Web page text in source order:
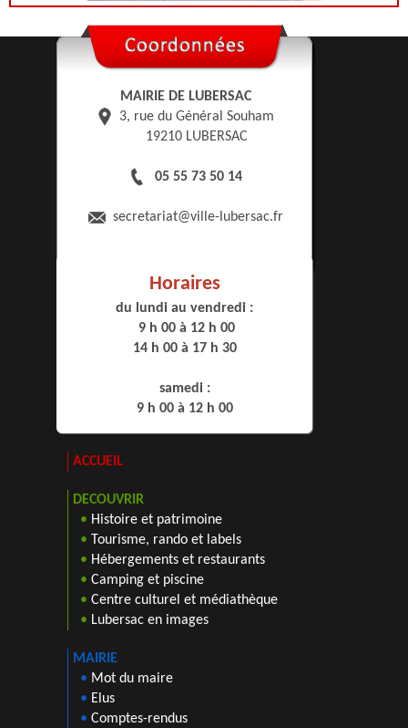
MAIRIE DE LUBERSAC
3, rue du Général Souham
19210 LUBERSAC
05 55 73 50 14
secretariat@ville-lubersac.fr
Horaires
du lundi au vendredi :
9 h 00 à 12 h 00
14 h 00 à 17 h 30
samedi :
9 h 00 à 12 h 00
ACCUEIL
DECOUVRIR
• Histoire et patrimoine
• Tourisme, rando et labels
• Hébergements et restaurants
• Camping et piscine
• Centre culturel et médiathèque
• Lubersac en images
MAIRIE
• Mot du maire
• Elus
• Comptes-rendus